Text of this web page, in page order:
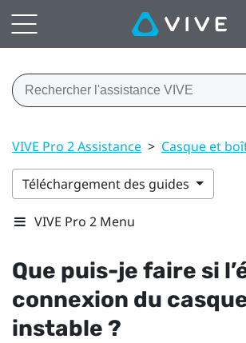
VIVE Pro 2 Assistance > Casque et
Téléchargement des guides
VIVE Pro 2 Menu
Que puis-je faire si
connexion du
instable ?